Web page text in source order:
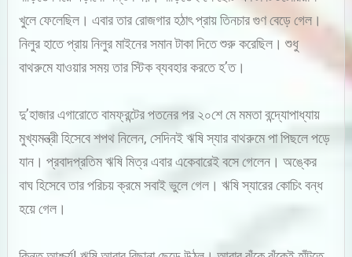
খুলে ফেলেছিল। এবার তার রোজগার হঠাৎ প্রায় তিনচার গুণ বেড়ে গেল।
নিলুর হাতে প্রায় নিলুর মাইনের সমান টাকা দিতে শুরু করেছিল। শুধু
বাথরুমে যাওয়ার সময় তার স্টিক ব্যবহার করতে হ’ত।
দু’হাজার এগারোতে বামফ্রন্টের পতনের পর ২০শে মে মমতা বন্দ্যোপাধ্যায়
মুখ্যমন্ত্রী হিসেবে শপথ নিলেন, সেদিনই ঋষি স্যার বাথরুমে পা পিছলে পড়ে
যান। প্রবাদপ্রতিম ঋষি মিত্র এবার একেবারেই বসে গেলেন। অঙ্কের
বাঘ হিসেবে তার পরিচয় ক্রমে সবাই ভুলে গেল। ঋষি স্যারের কোচিং বন্ধ
হয়ে গেল।